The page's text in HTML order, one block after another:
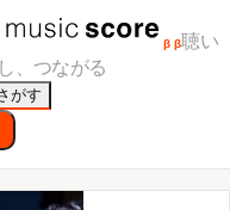
β β聴い
、つながる
がす